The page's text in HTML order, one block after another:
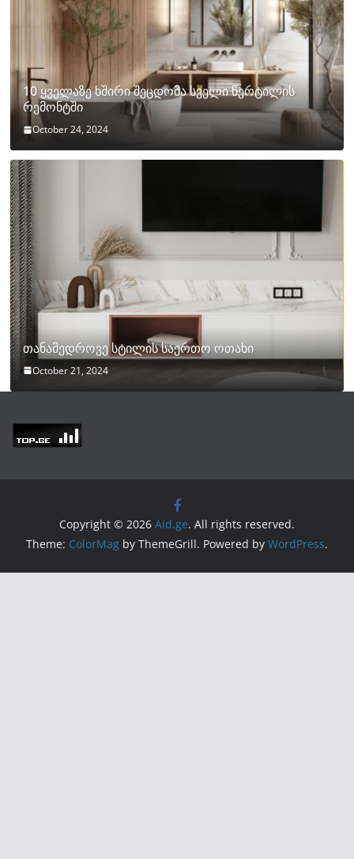
10 ყველაზე ხშირი შეცდომა სველი წერტილის
რემონტში
October 24, 2024
თანამედროვე სტილის საერთო ოთახი
October 21, 2024
Copyright © 2026 Aid.ge. All rights reserved.
Theme: ColorMag by ThemeGrill. Powered by WordPress.